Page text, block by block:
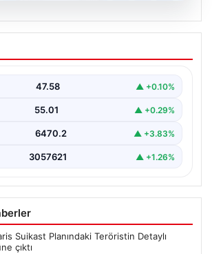
Sosyal Medya
Tansiyonu Yükseltti
ve kariyerindeki belirsizlikler nedeniyle
arasında…
47.58 ▲ +0.10%
55.01 ▲ +0.29%
6470.2 ▲ +3.83%
3057621 ▲ +1.26%
Suikast Planındaki Teröristin Detaylı
çıktı